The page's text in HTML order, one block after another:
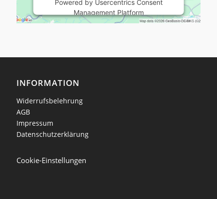
Powered by Usercentrics Consent
Management Platform
INFORMATION
Widerrufsbelehrung
AGB
Impressum
Datenschutzerklärung
Cookie-Einstellungen